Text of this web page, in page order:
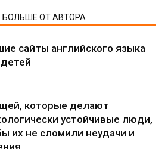
БОЛЬШЕ ОТ АВТОРА
сайты английского языка
которые делают
устойчивые люди,
их не сломили неудачи и